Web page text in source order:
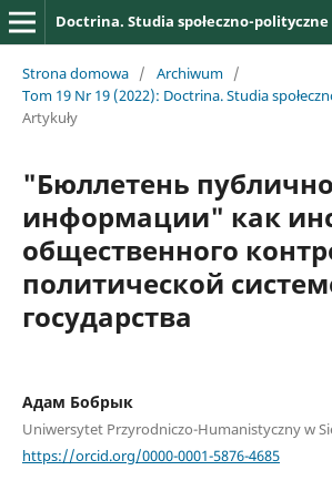
Doctrina. Studia społeczno-polityczne
Strona domowa / Archiwum /
Tom 19 Nr 19 (2022): Doctrina. Studia
Artykuły
"Бюллетень
информации" как
общественного
политической
государства
Адам Бобрык
Uniwersytet Przyrodniczo-Humanistyczny w
https://orcid.org/0000-0001-5876-4685